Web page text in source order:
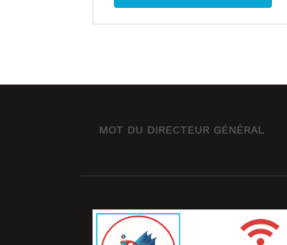
MOT DU DIRECTEUR GÉNÉRAL